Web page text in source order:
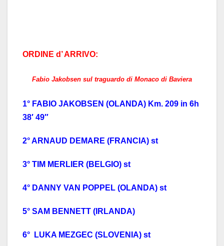
ORDINE d’ ARRIVO:
Fabio Jakobsen sul traguardo di Monaco di Baviera
1° FABIO JAKOBSEN (OLANDA) Km. 209 in 6h
38′ 49″
2° ARNAUD DEMARE (FRANCIA) st
3° TIM MERLIER (BELGIO) st
4° DANNY VAN POPPEL (OLANDA) st
5° SAM BENNETT (IRLANDA)
6° LUKA MEZGEC (SLOVENIA) st